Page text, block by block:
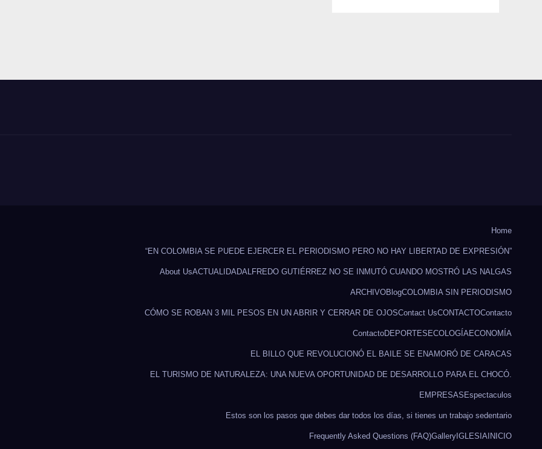
Home
“EN COLOMBIA SE PUEDE EJERCER EL PERIODISMO PERO NO HAY LIBERTAD DE EXPRESIÓN”
About UsACTUALIDADALFREDO GUTIÉRREZ NO SE INMUTÓ CUANDO MOSTRÓ LAS NALGAS
ARCHIVOBlogCOLOMBIA SIN PERIODISMO
CÓMO SE ROBAN 3 MIL PESOS EN UN ABRIR Y CERRAR DE OJOSContact UsCONTACTOContacto
ContactoDEPORTES ECOLOGÍAECONOMÍA
EL BILLO QUE REVOLUCIONÓ EL BAILE SE ENAMORÓ DE CARACAS
EL TURISMO DE NATURALEZA: UNA NUEVA OPORTUNIDAD DE DESARROLLO PARA EL CHOCÓ.
EMPRESAS Espectaculos
Estos son los pasos que debes dar todos los días, si tienes un trabajo sedentario
Frequently Asked Questions (FAQ)Gallery IGLESIA INICIO